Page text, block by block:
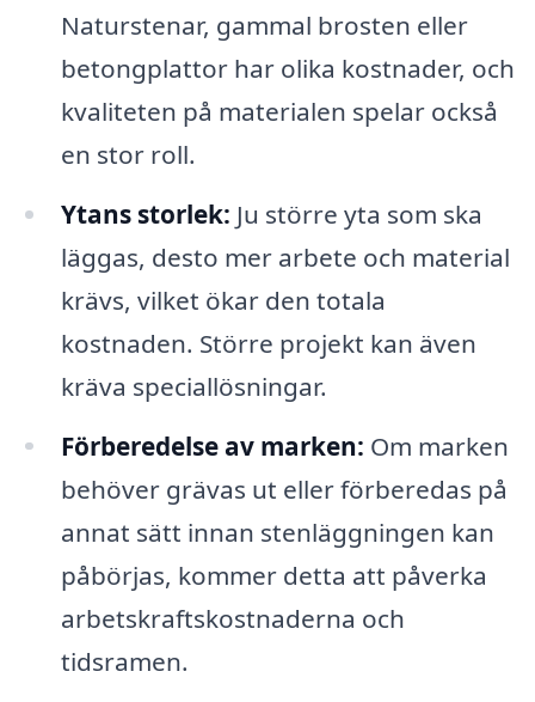
Naturstenar, gammal brosten eller
betongplattor har olika kostnader, och
kvaliteten på materialen spelar också
en stor roll.
Ytans storlek: Ju större yta som ska
läggas, desto mer arbete och material
krävs, vilket ökar den totala
kostnaden. Större projekt kan även
kräva speciallösningar.
Förberedelse av marken: Om marken
behöver grävas ut eller förberedas på
annat sätt innan stenläggningen kan
påbörjas, kommer detta att påverka
arbetskraftskostnaderna och
tidsramen.